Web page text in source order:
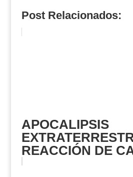
Post Relacionados:
APOCALIPSIS
REACCIÓN DE